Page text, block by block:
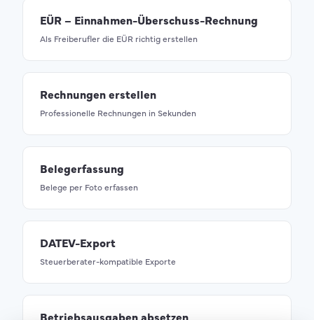
EÜR – Einnahmen-Überschuss-Rechnung
Als Freiberufler die EÜR richtig erstellen
Rechnungen erstellen
Professionelle Rechnungen in Sekunden
Belegerfassung
Belege per Foto erfassen
DATEV-Export
Steuerberater-kompatible Exporte
Betriebsausgaben absetzen